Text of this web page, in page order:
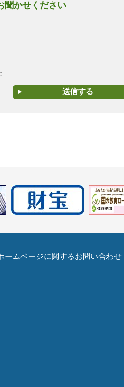
聞かせください
ームページに関するお問い合わせ